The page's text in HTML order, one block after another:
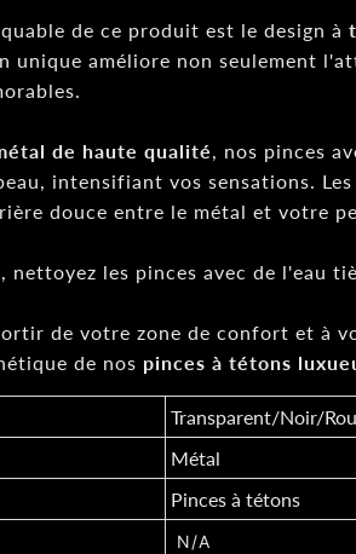
de ce produit est le design à
unique améliore non seulement
de haute qualité, nos pinces
intensifiant vos sensations.
douce entre le métal et votre
nettoyez les pinces avec de l'eau
de votre zone de confort et à
de nos pinces à tétons
Transparent/Noir/
Métal
Pinces à tétons
N/A